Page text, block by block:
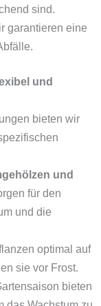
sind.
garantieren eine
und
bieten wir
und
für den
und die
optimal auf
sie vor Frost.
bieten